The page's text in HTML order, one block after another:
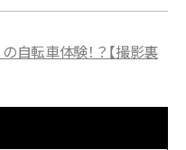
自転車体験！？【撮影裏